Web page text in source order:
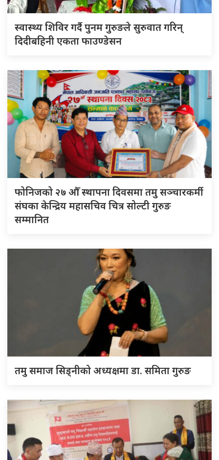
स्वास्थ्य शिविर गर्दै पुनम गुरुङले सुरुवात गरिन्
दिदीबहिनी एकता फाउण्डेसन
फोनिजको २७ औँ स्थापना दिवसमा तमु सञ्चारकर्मी
संघका केन्द्रिय महासचिव चित्र सोल्टी गुरुङ
सम्मानित
तमु समाज सिड्नीको अध्यक्षमा डा. समिता गुरुङ